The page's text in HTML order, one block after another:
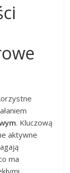
. Kluczową
aktywne
ma